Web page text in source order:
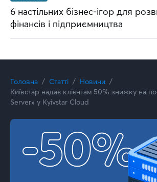
6 настільних бізнес-ігор для
фінансів і підприємництва
Головна Статті
Новини
Київстар надає клієнтам 50% знижку на
Server» у Kyivstar Cloud